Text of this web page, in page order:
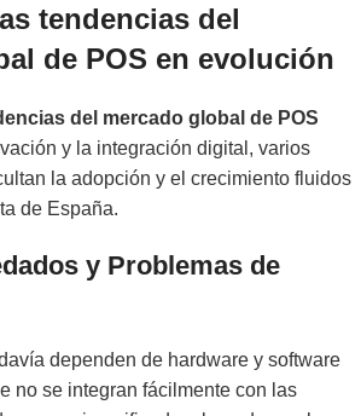
tendencias del
de POS en evolución
del mercado global de POS
y la integración digital, varios
la adopción y el crecimiento fluidos
de España.
y Problemas de
dependen de hardware y software
no se integran fácilmente con las